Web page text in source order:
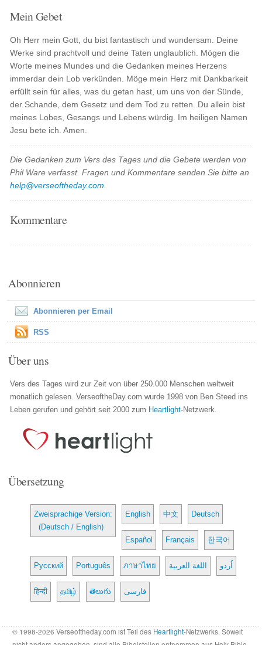
Mein Gebet
Oh Herr mein Gott, du bist fantastisch und wundersam. Deine
Werke sind prachtvoll und deine Taten unglaublich. Mögen die
Worte meines Mundes und die Gedanken meines Herzens
immerdar dein Lob verkünden. Möge mein Herz mit Dankbarkeit
erfüllt sein für alles, was du getan hast, um uns von der Sünde,
der Schande, dem Gesetz und dem Tod zu retten. Du allein bist
meines Lobes, Gesangs und Lebens würdig. Im heiligen Namen
Jesu bete ich. Amen.
Die Gedanken zum Vers des Tages und die Gebete werden von
Phil Ware verfasst. Fragen und Kommentare senden Sie bitte an
help@verseoftheday.com
Kommentare
Abonnieren
Abonnieren per Email
RSS
Über uns
Vers des Tages wird zur Zeit von über 250.000 Menschen weltweit
monatlich gelesen. VerseoftheDay.com wurde 1998 von Ben Steed ins
Leben gerufen und gehört seit 2000 zum Heartlight-Netzwerk.
Übersetzung
Zweisprachige Version:
(Deutsch / English)
English 中文 Deutsch
Español Français 한국어
Русский Português ภาษาไทย اللغة العربية اُردو
हिन्दी தமிழ் తెలుగు فارسی
© 1998-2026 Verseoftheday.com ist Teil des Heartlight-Netzwerks. Soweit